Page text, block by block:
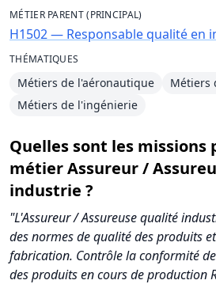
MÉTIER PARENT (PRINCIPAL)
H1502 — Responsable qualité en
THÉMATIQUES
Métiers de l'aéronautique
Métiers
Métiers de l'ingénierie
Quelles sont les missions
métier Assureur /
industrie ?
"L'Assureur / Assureuse qualité
des normes de qualité des produits
fabrication. Contrôle la conformité
des produits en cours de production